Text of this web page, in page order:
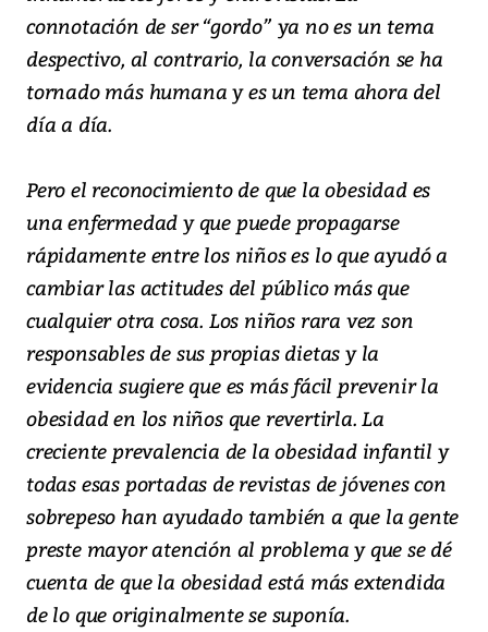
connotación de ser “gordo” ya no es un tema
despectivo, al contrario, la conversación se ha
tornado más humana y es un tema ahora del
día a día.
Pero el reconocimiento de que la obesidad es
una enfermedad y que puede propagarse
rápidamente entre los niños es lo que ayudó a
cambiar las actitudes del público más que
cualquier otra cosa. Los niños rara vez son
responsables de sus propias dietas y la
evidencia sugiere que es más fácil prevenir la
obesidad en los niños que revertirla. La
creciente prevalencia de la obesidad infantil y
todas esas portadas de revistas de jóvenes con
sobrepeso han ayudado también a que la gente
preste mayor atención al problema y que se dé
cuenta de que la obesidad está más extendida
de lo que originalmente se suponía.